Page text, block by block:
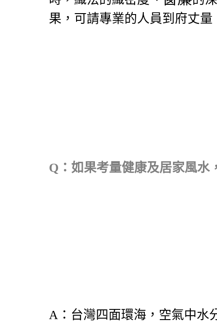
果，可請專業的人員到府丈
Q ： 如果考量健康及居家風水
A ： 台灣四面環海，空氣中水